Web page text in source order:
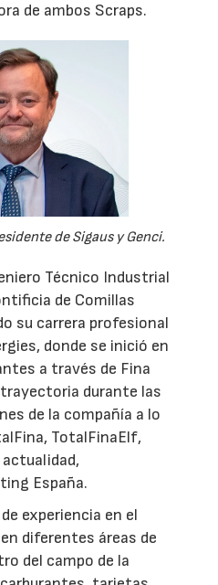
de ambos Scraps.
de Sigaus y Genci.
Técnico Industrial
de Comillas
su carrera profesional
donde se inició en
a través de Fina
durante las
de la compañía a lo
TotalFinaElf,
actualidad,
España.
experiencia en el
diferentes áreas de
del campo de la